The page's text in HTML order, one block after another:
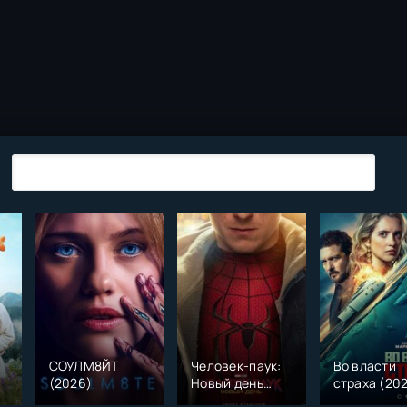
СОУЛМ8ЙТ
(2026)
Человек-паук:
Новый день
(2026)
Во власти
страха